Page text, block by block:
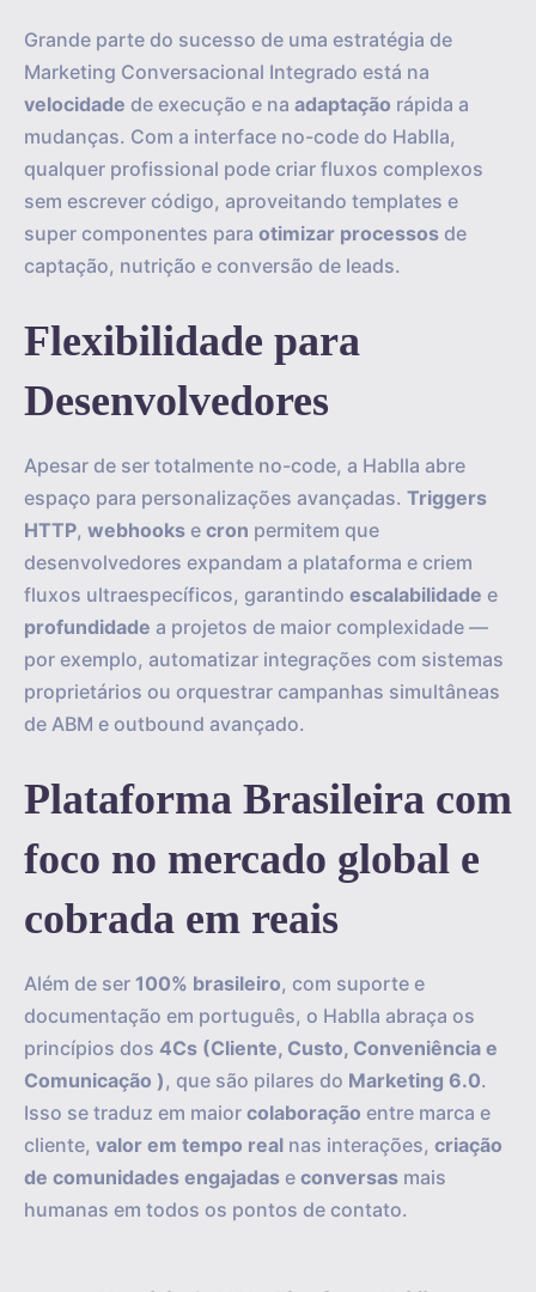
Grande parte do sucesso de uma estratégia de
Marketing Conversacional Integrado está na
velocidade de execução e na adaptação rápida a
mudanças. Com a interface no-code do Hablla,
qualquer profissional pode criar fluxos complexos
sem escrever código, aproveitando templates e
super componentes para otimizar processos de
captação, nutrição e conversão de leads.
Flexibilidade para
Desenvolvedores
Apesar de ser totalmente no-code, a Hablla abre
espaço para personalizações avançadas. Triggers
HTTP, webhooks e cron permitem que
desenvolvedores expandam a plataforma e criem
fluxos ultraespecíficos, garantindo escalabilidade e
profundidade a projetos de maior complexidade —
por exemplo, automatizar integrações com sistemas
proprietários ou orquestrar campanhas simultâneas
de ABM e outbound avançado.
Plataforma Brasileira com
foco no mercado global e
cobrada em reais
Além de ser 100% brasileiro, com suporte e
documentação em português, o Hablla abraça os
princípios dos 4Cs (Cliente, Custo, Conveniência e
Comunicação ), que são pilares do Marketing 6.0.
Isso se traduz em maior colaboração entre marca e
cliente, valor em tempo real nas interações, criação
de comunidades engajadas e conversas mais
humanas em todos os pontos de contato.